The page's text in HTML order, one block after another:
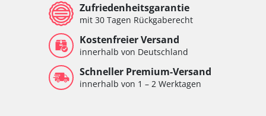
Zufriedenheitsgarantie
mit 30 Tagen Rückgaberecht
Kostenfreier Versand
innerhalb von Deutschland
Schneller Premium-Versand
innerhalb von 1 – 2 Werktagen